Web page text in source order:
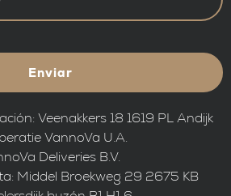
Enviar
Veenakkers 18 1619 PL Andijk
VannoVa U.A.
Deliveries B.V.
Middel Broekweg 29 2675 KB